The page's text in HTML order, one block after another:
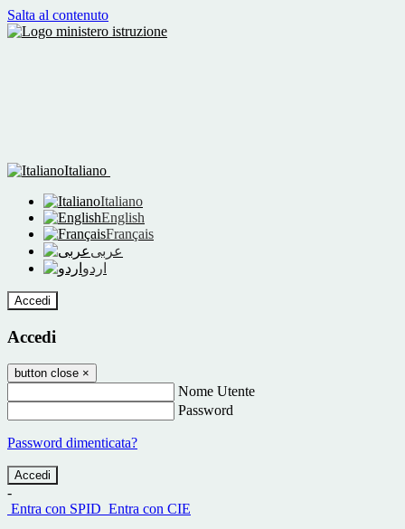
Salta al contenuto
Italiano
Italiano
English
Français
عربى
اردو
Accedi
Accedi
button close ×
Nome Utente
Password
Password dimenticata?
-
Entra con SPID Entra con CIE